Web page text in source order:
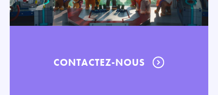
CONTACTEZ-NOUS